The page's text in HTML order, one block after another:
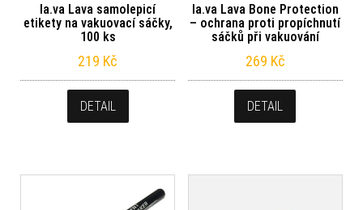
la.va Lava samolepicí
etikety na vakuovací sáčky,
100 ks
219 Kč
DETAIL
la.va Lava Bone Protection
– ochrana proti propíchnutí
sáčků při vakuování
269 Kč
DETAIL